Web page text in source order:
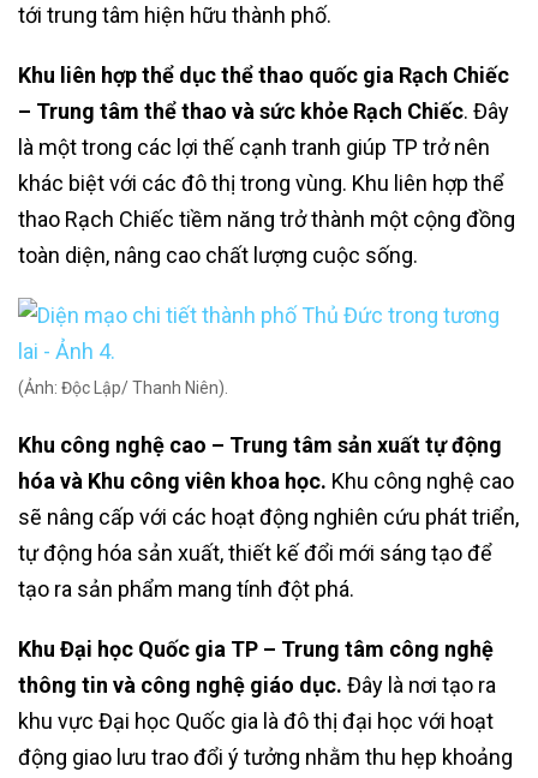
tới trung tâm hiện hữu thành phố.
Khu liên hợp thể dục thể thao quốc gia Rạch Chiếc
– Trung tâm thể thao và sức khỏe Rạch Chiếc. Đây
là một trong các lợi thế cạnh tranh giúp TP trở nên
khác biệt với các đô thị trong vùng. Khu liên hợp thể
thao Rạch Chiếc tiềm năng trở thành một cộng đồng
toàn diện, nâng cao chất lượng cuộc sống.
(Ảnh: Độc Lập/ Thanh Niên).
Khu công nghệ cao – Trung tâm sản xuất tự động
hóa và Khu công viên khoa học. Khu công nghệ cao
sẽ nâng cấp với các hoạt động nghiên cứu phát triển,
tự động hóa sản xuất, thiết kế đổi mới sáng tạo để
tạo ra sản phẩm mang tính đột phá.
Khu Đại học Quốc gia TP – Trung tâm công nghệ
thông tin và công nghệ giáo dục. Đây là nơi tạo ra
khu vực Đại học Quốc gia là đô thị đại học với hoạt
động giao lưu trao đổi ý tưởng nhằm thu hẹp khoảng